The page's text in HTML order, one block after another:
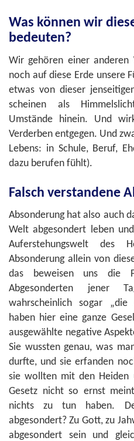
Was können wir
bedeuten?
Wir gehören einer
noch auf diese Erde unsere
etwas von dieser
scheinen als
Umstände hinein. Und
Verderben entgegen. Und
Lebens: in Schule, Beruf,
dazu berufen fühlt).
Falsch verstandene
Absonderung hat also auch
Welt abgesondert leben
Auferstehungswelt des
Absonderung allein von
das beweisen uns die
Abgesonderten jener
wahrscheinlich sogar „die
haben hier eine ganze
ausgewählte negative
Sie wussten genau, was
durfte, und sie erfanden
sie wollten mit den Heiden
Gesetz nicht so ernst
nichts zu tun haben.
abgesondert? Zu Gott, zu
abgesondert sein und